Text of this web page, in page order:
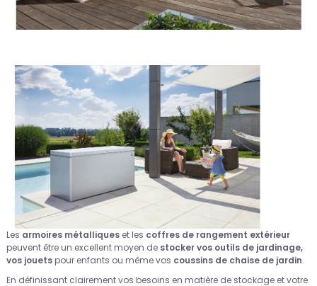
Les armoires métalliques et les coffres de rangement extérieur
peuvent être un excellent moyen de stocker vos outils de jardinage,
vos jouets pour enfants ou même vos coussins de chaise de jardin.
En définissant clairement vos besoins en matière de stockage et votre